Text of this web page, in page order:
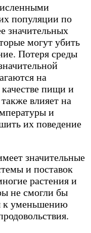
популяции по
значительных
могут убить
Потеря среды
на
пищи и
влияет на
и
их поведение
значительные
и поставок
растения и
не смогли бы
к уменьшению